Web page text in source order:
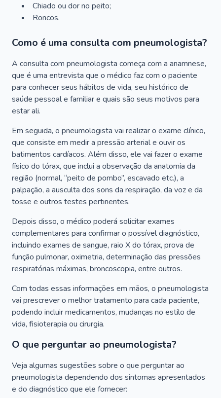
Chiado ou dor no peito;
Roncos.
Como é uma consulta com pneumologista?
A consulta com pneumologista começa com a anamnese,
que é uma entrevista que o médico faz com o paciente
para conhecer seus hábitos de vida, seu histórico de
saúde pessoal e familiar e quais são seus motivos para
estar ali.
Em seguida, o pneumologista vai realizar o exame clínico,
que consiste em medir a pressão arterial e ouvir os
batimentos cardíacos. Além disso, ele vai fazer o exame
físico do tórax, que inclui a observação da anatomia da
região (normal, “peito de pombo”, escavado etc.), a
palpação, a ausculta dos sons da respiração, da voz e da
tosse e outros testes pertinentes.
Depois disso, o médico poderá solicitar exames
complementares para confirmar o possível diagnóstico,
incluindo exames de sangue, raio X do tórax, prova de
função pulmonar, oximetria, determinação das pressões
respiratórias máximas, broncoscopia, entre outros.
Com todas essas informações em mãos, o pneumologista
vai prescrever o melhor tratamento para cada paciente,
podendo incluir medicamentos, mudanças no estilo de
vida, fisioterapia ou cirurgia.
O que perguntar ao pneumologista?
Veja algumas sugestões sobre o que perguntar ao
pneumologista dependendo dos sintomas apresentados
e do diagnóstico que ele fornecer: